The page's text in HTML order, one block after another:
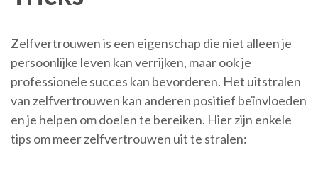
Zelfvertrouwen is een eigenschap die niet alleen je
persoonlijke leven kan verrijken, maar ook je
professionele succes kan bevorderen. Het uitstralen
van zelfvertrouwen kan anderen positief beïnvloeden
en je helpen om doelen te bereiken. Hier zijn enkele
tips om meer zelfvertrouwen uit te stralen: